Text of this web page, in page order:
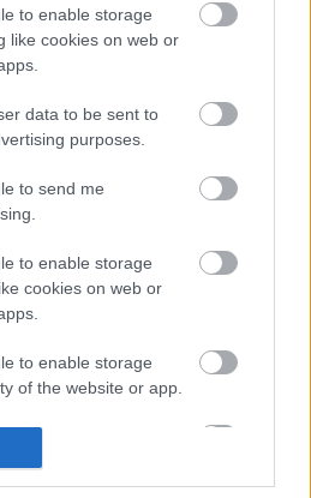
to enable storage
like cookies on web or
data to be sent to
purposes.
to send me
to enable storage
cookies on web or
to enable storage
of the website or app.
jegyértékesítés
Madách